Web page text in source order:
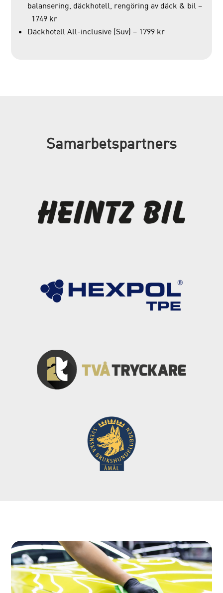
balansering, däckhotell, rengöring av däck & bil –
1749 kr
Däckhotell All-inclusive (Suv) – 1799 kr
Samarbetspartners